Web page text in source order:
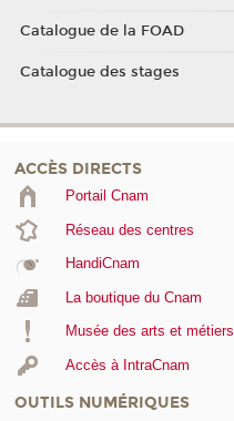
Catalogue de la FOAD
Catalogue des stages
ACCÈS DIRECTS
Portail Cnam
Réseau des centres
HandiCnam
La boutique du Cnam
Musée des arts et métiers
Accès à IntraCnam
OUTILS NUMÉRIQUES